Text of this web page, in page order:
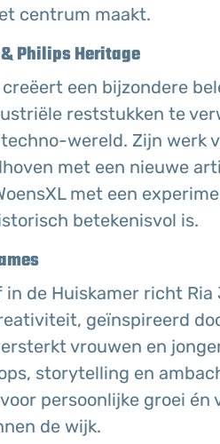
centrum maakt.
Philips Heritage
een bijzondere
reststukken te
wereld. Zijn werk
met een nieuwe
met een
betekenisvol is.
de Huiskamer richt Ria
geïnspireerd
vrouwen en
storytelling en
persoonlijke groei én
de wijk.